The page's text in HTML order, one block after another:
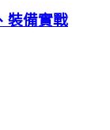
裝備實戰